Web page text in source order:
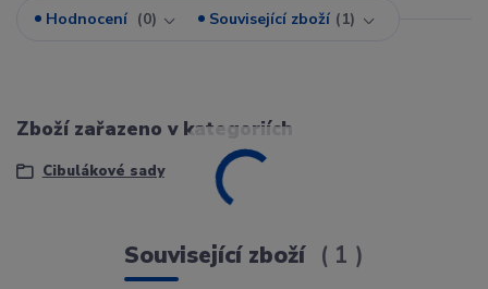
Hodnocení 0 Související zboží 1
Zboží zařazeno v kategoriích
Cibulákové sady
Související zboží 1